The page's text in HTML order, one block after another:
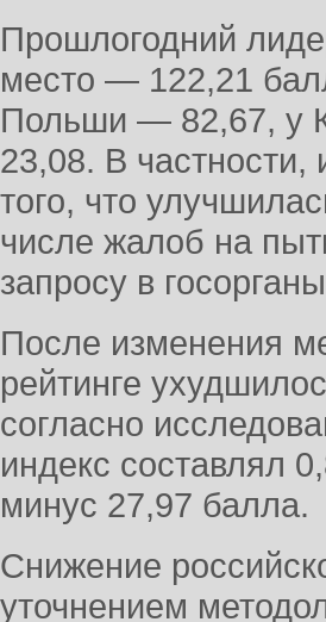
Прошлогодний
место — 122,21
Польши — 82,67, у
23,08. В частности,
того, что
числе жалоб на
запросу в
После изменения
рейтинге
согласно
индекс составлял
минус 27,97 балла.
Снижение
уточнением